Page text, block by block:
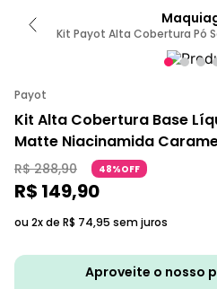
Kit Payot Alta Cobertura Pó
Payot
Kit Alta Cobertura Base
Matte Niacinamida
R$ 288,90 48%OFF
R$ 149,90
ou 2x de R$ 74,95 sem juros
Aproveite o nosso